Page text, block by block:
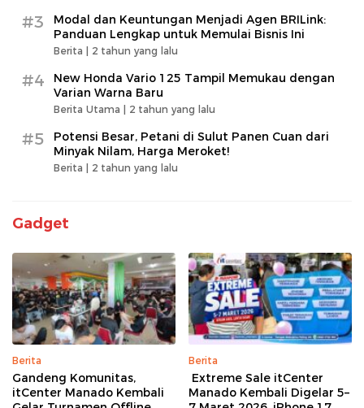
#3
Modal dan Keuntungan Menjadi Agen BRILink:
Panduan Lengkap untuk Memulai Bisnis Ini
Berita | 2 tahun yang lalu
#4
New Honda Vario 125 Tampil Memukau dengan
Varian Warna Baru
Berita Utama | 2 tahun yang lalu
#5
Potensi Besar, Petani di Sulut Panen Cuan dari
Minyak Nilam, Harga Meroket!
Berita | 2 tahun yang lalu
Gadget
Berita
Gandeng Komunitas,
itCenter Manado Kembali
Berita
Extreme Sale itCenter
Manado Kembali Digelar 5–